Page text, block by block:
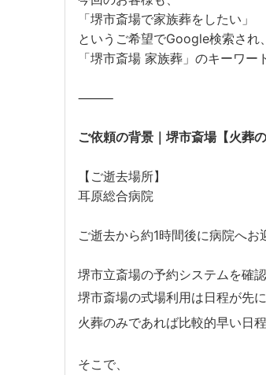
「堺市斎場で家族葬をしたい」
というご希望でGoogle検索され、
「堺市斎場 家族葬」のキーワ
⸻
ご依頼の背景｜堺市斎場【火葬
【ご逝去場所】
耳原総合病院
ご逝去から約1時間後に病院へお
堺市立斎場の予約システムを確認
堺市斎場の式場利用は日程が先
火葬のみであれば比較的早い日
そこで、